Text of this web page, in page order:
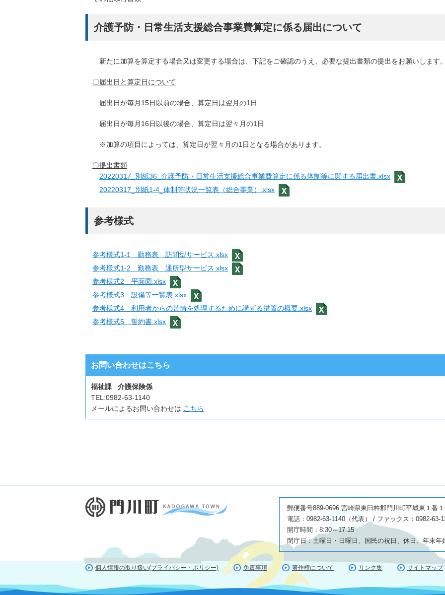
介護予防・日常生活支援総合事業費算定に係る届出について
新たに加算を算定する場合又は変更する場合は、下記をご確認のうえ、必要な提出書類の提出をお願いします
〇届出日と算定日について
届出日が毎月15日以前の場合、算定日は翌月の1日
届出日が毎月16日以後の場合、算定日は翌々月の1日
※加算の項目によっては、算定日が翌々月の1日となる場合があります。
〇提出書類
20220317_別紙36_介護予防・日常生活支援総合事業費算定に係る体制等に関する届出書.xlsx
20220317_別紙1-4_体制等状況一覧表（総合事業）.xlsx
参考様式
参考様式1-1 勤務表 訪問型サービス.xlsx
参考様式1-2 勤務表 通所型サービス.xlsx
参考様式2 平面図.xlsx
参考様式3 設備等一覧表.xlsx
参考様式4 利用者からの苦情を処理するために講ずる措置の概要.xlsx
参考様式5 誓約書.xlsx
お問い合わせはこちら
福祉課 介護保険係
TEL:0982-63-1140
メールによるお問い合わせは こちら
郵便番号889-0696 宮崎県東臼杵郡門川町平城東１番
電話：0982-63-1140（代表） / ファックス：0982-63-
開庁時間：8:30～17:15
閉庁日：土曜日・日曜日、国民の祝日、休日、年末年
個人情報の取り扱い(プライバシー・ポリシー) 免責事項 著作権について リンク集 サイトマップ